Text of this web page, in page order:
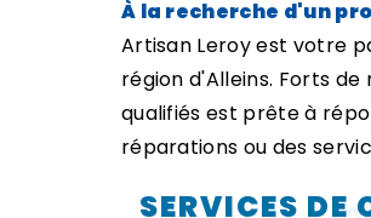
À la recherche d'un
Artisan Leroy est votre
région d'Alleins. Forts
qualifiés est prête à
réparations ou des
SERVICES DE